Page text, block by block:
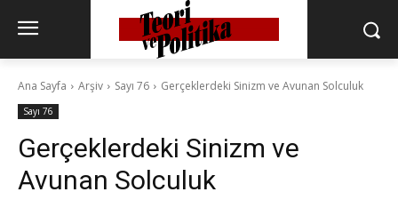
Ana Sayfa Arşiv Sayı 76 Gerçeklerdeki Sinizm ve Avunan Solculuk
Sayı 76
Gerçeklerdeki Sinizm ve
Avunan Solculuk